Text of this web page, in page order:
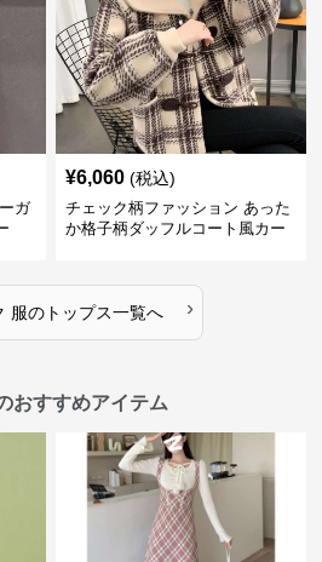
ガ
¥6,060 (税込)
チェック柄ファッション あった
か格子柄ダッフルコート風カー
服のトップス一覧へ ›
おすすめアイテム